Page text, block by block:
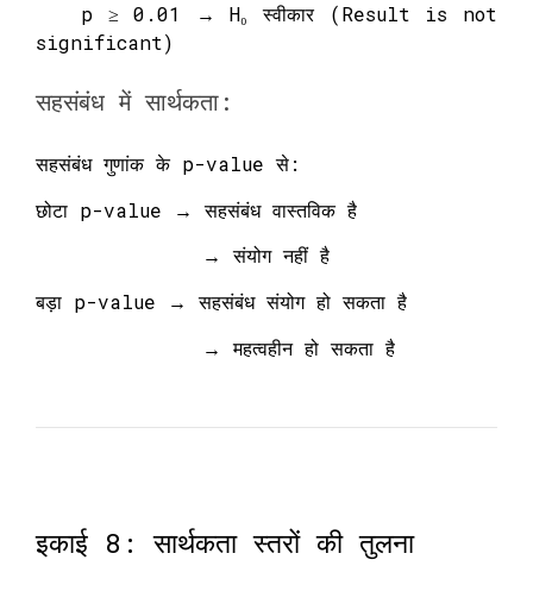
p ≥ 0.01 → H₀ स्वीकार (Result is not
significant)
सहसंबंध में सार्थकता:
सहसंबंध गुणांक के p-value से:
छोटा p-value → सहसंबंध वास्तविक है
→ संयोग नहीं है
बड़ा p-value → सहसंबंध संयोग हो सकता है
→ महत्वहीन हो सकता है
इकाई 8: सार्थकता स्तरों की तुलना